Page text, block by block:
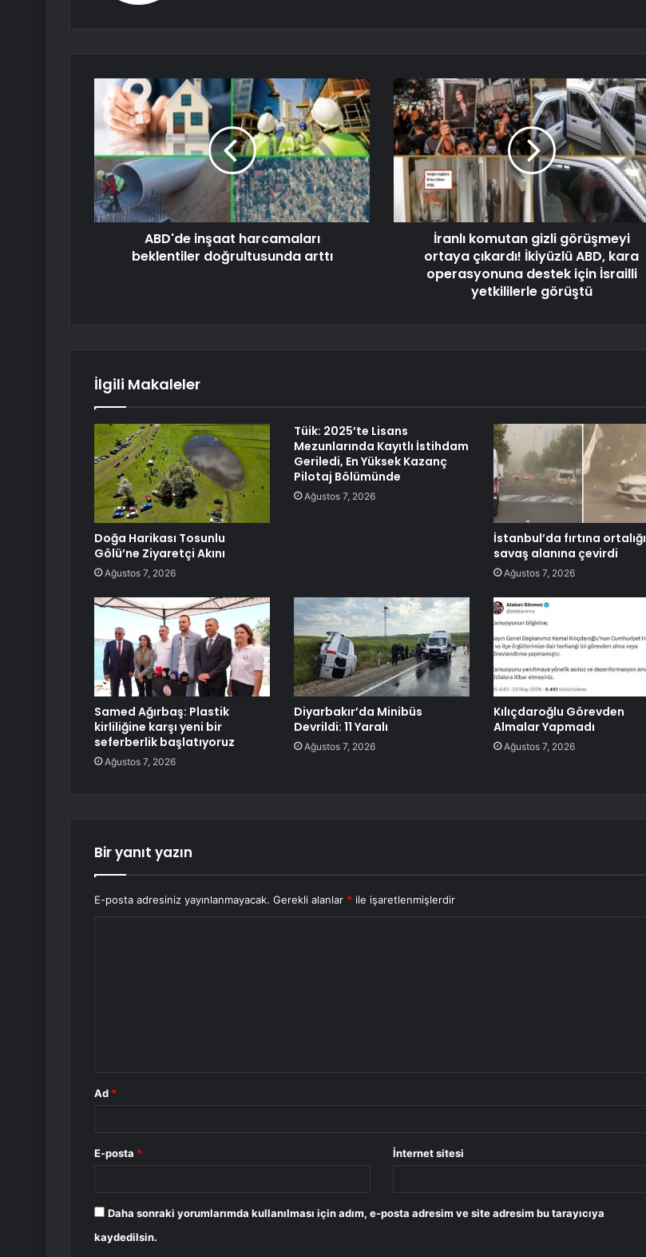
ABD'de inşaat harcamaları
beklentiler doğrultusunda arttı
İranlı komutan gizli görüşmeyi
ortaya çıkardı! İkiyüzlü ABD, kara
operasyonuna destek için İsrailli
yetkililerle görüştü
İlgili Makaleler
Doğa Harikası Tosunlu
Gölü’ne Ziyaretçi Akını
Ağustos 7, 2026
Tüik: 2025’te Lisans
Mezunlarında Kayıtlı İstihdam
Geriledi, En Yüksek Kazanç
Pilotaj Bölümünde
Ağustos 7, 2026
İstanbul’da fırtına ortalığı
savaş alanına çevirdi
Ağustos 7, 2026
Samed Ağırbaş: Plastik
kirliliğine karşı yeni bir
seferberlik başlatıyoruz
Ağustos 7, 2026
Diyarbakır’da Minibüs
Devrildi: 11 Yaralı
Ağustos 7, 2026
Kılıçdaroğlu Görevden
Almalar Yapmadı
Ağustos 7, 2026
Bir yanıt yazın
E-posta adresiniz yayınlanmayacak. Gerekli alanlar * ile işaretlenmişlerdir
Ad *
E-posta * İnternet sitesi
Daha sonraki yorumlarımda kullanılması için adım, e-posta adresim ve site adresim bu tarayıcıya
kaydedilsin.